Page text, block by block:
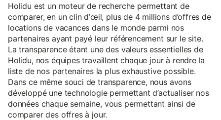
Holidu est un moteur de recherche permettant de
comparer, en un clin d’œil, plus de 4 millions d’offres de
locations de vacances dans le monde parmi nos
partenaires ayant payé leur référencement sur le site.
La transparence étant une des valeurs essentielles de
Holidu, nos équipes travaillent chaque jour à rendre la
liste de nos partenaires la plus exhaustive possible.
Dans ce même souci de transparence, nous avons
développé une technologie permettant d’actualiser nos
données chaque semaine, vous permettant ainsi de
comparer des offres à jour.